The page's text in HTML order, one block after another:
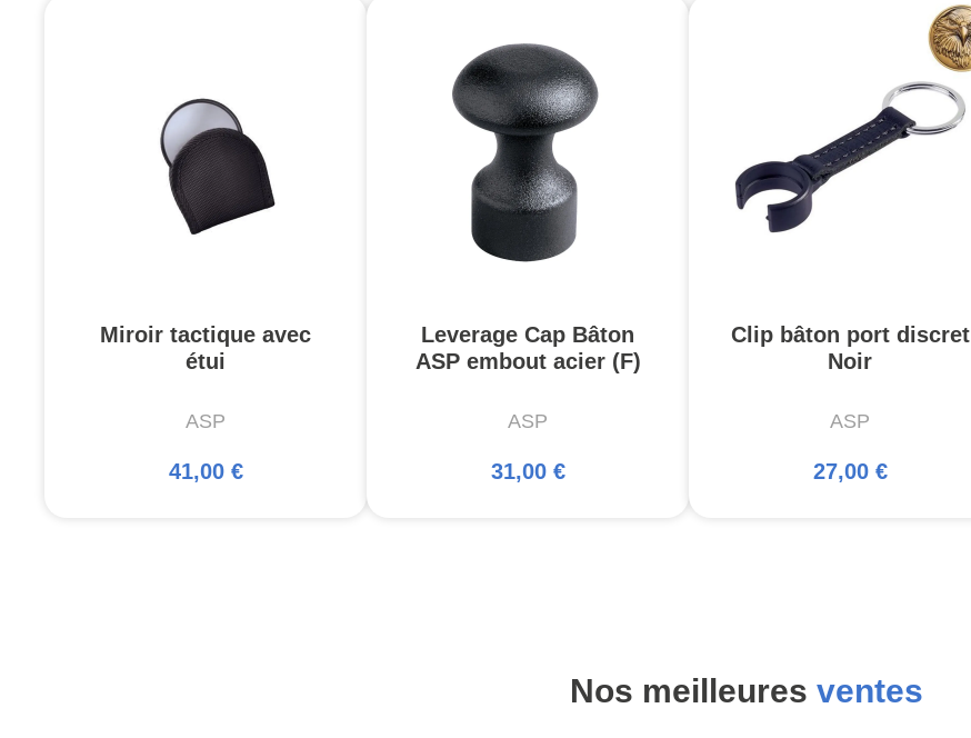
Miroir tactique avec
étui
ASP
41,00 €
Leverage Cap Bâton
ASP embout acier (F)
ASP
31,00 €
Clip bâton port discret
Noir
ASP
27,00 €
Nos meilleures ventes